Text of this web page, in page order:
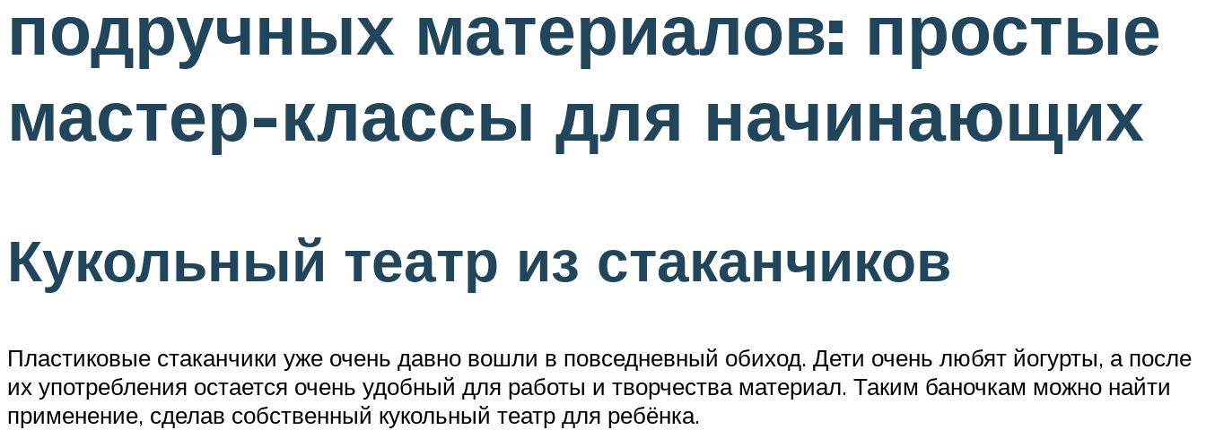
подручных материалов: простые
мастер-классы для начинающих
Кукольный театр из стаканчиков
Пластиковые стаканчики уже очень давно вошли в повседневный обиход. Дети очень любят йогурты, а после
их употребления остается очень удобный для работы и творчества материал. Таким баночкам можно найти
применение, сделав собственный кукольный театр для ребёнка.